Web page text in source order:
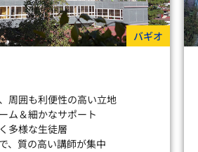
バギオ
周囲も利便性の高い立地
ム＆細かなサポート
多様な生徒層
、質の高い講師が集中